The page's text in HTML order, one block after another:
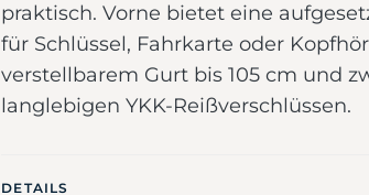
praktisch. Vorne bietet eine
für Schlüssel, Fahrkarte oder
verstellbarem Gurt bis 105 cm und
langlebigen YKK-Reißverschlüssen.
DETAILS